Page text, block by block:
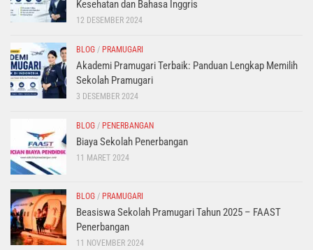
Kesehatan dan Bahasa Inggris
12 DESEMBER 2024
BLOG / PRAMUGARI
Akademi Pramugari Terbaik: Panduan Lengkap Memilih
Sekolah Pramugari
3 DESEMBER 2024
BLOG / PENERBANGAN
Biaya Sekolah Penerbangan
11 MARET 2024
BLOG / PRAMUGARI
Beasiswa Sekolah Pramugari Tahun 2025 – FAAST
Penerbangan
11 NOVEMBER 2024